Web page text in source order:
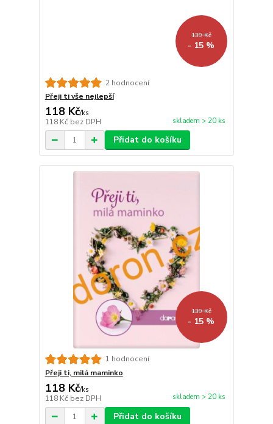
139 Kč
- 15 %
2 hodnocení
Přeji ti vše nejlepší
118 Kč/ks
118 Kč bez DPH skladem > 20 ks
Přidat do košíku
139 Kč
- 15 %
1 hodnocení
Přeji ti, milá maminko
118 Kč/ks
118 Kč bez DPH skladem > 20 ks
Přidat do košíku